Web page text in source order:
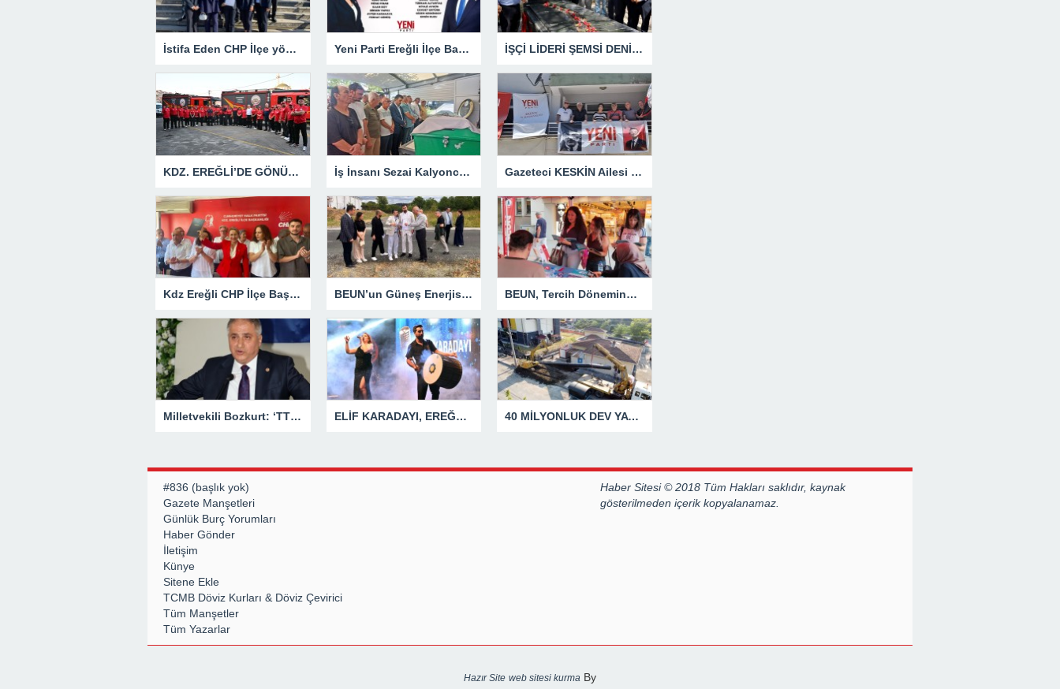
İstifa Eden CHP İlçe yönetiminden Açıklama Yeni Parti Ereğli İlçe Başkanı Zerrin Erdoğan Kendi Yönetimini Seçti İŞÇİ LİDERİ ŞEMSİ DENİZER, KABRİ BAŞINDA ANILDI
KDZ. EREĞLİ’DE GÖNÜLLÜ İTFAİYECİ AİLESİ BÜYÜYOR İş İnsanı Sezai Kalyoncu’nun Acı Günü Gazeteci KESKİN Ailesi Memleketi Düzce’de Yeni Parti Binasını Ziyaret Etti
Kdz Ereğli CHP İlçe Başkanlığından Siyasi Açıklama BEUN’un Güneş Enerjisi Santrali Projesinde Yer Teslimi Gerçekleştirildi BEUN, Tercih Döneminde Zonguldak’ın Dört Bir Yanında Aday Öğrencilerle Buluşuyor
Milletvekili Bozkurt: ‘TTK kesinlikle özelleşmeyecek’ ELİF KARADAYI, EREĞLİLİLERİ COŞTURDU 40 MİLYONLUK DEV YATIRIMDA İLK ETAP TAMAMLANDI
#836 (başlık yok)
Gazete Manşetleri
Günlük Burç Yorumları
Haber Gönder
İletişim
Künye
Sitene Ekle
TCMB Döviz Kurları & Döviz Çevirici
Tüm Manşetler
Tüm Yazarlar
Haber Sitesi © 2018 Tüm Hakları saklıdır, kaynak
gösterilmeden içerik kopyalanamaz.
Hazır Site web sitesi kurma By